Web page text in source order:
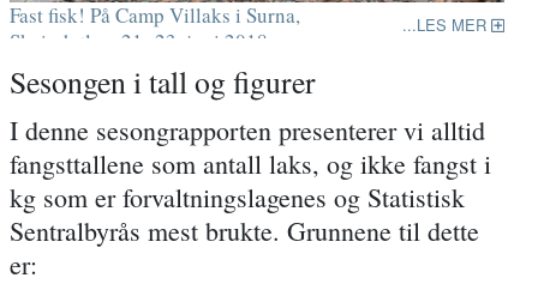
Fast fisk! På Camp Villaks i Surna,
Skeisshølen, 21.-23. juni 2018
LES MER
Sesongen i tall og figurer
I denne sesongrapporten presenterer vi alltid
fangsttallene som antall laks, og ikke fangst i
kg som er forvaltningslagenes og Statistisk
Sentralbyrås mest brukte. Grunnene til dette
er: